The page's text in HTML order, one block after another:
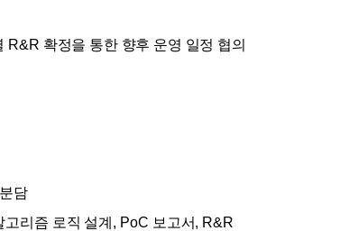
R&R 확정을 통한 향후 운영 일정 협의
담
고리즘 로직 설계 , PoC 보고서, R&R